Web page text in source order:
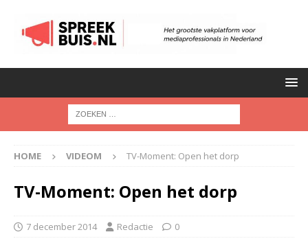
HOME VIDEOM TV-Moment: Open het dorp
TV-Moment: Open het dorp
7 december 2014 Redactie 0